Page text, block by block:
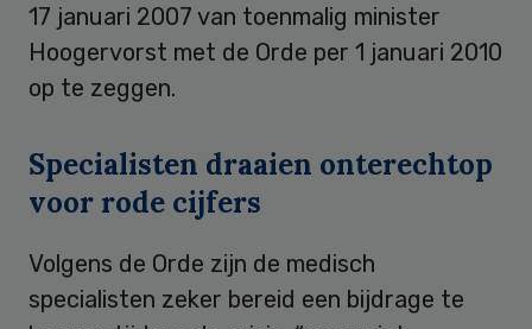
17 januari 2007 van toenmalig minister
Hoogervorst met de Orde per 1 januari 2010
op te zeggen.
Specialisten draaien onterechtop
voor rode cijfers
Volgens de Orde zijn de medisch
specialisten zeker bereid een bijdrage te